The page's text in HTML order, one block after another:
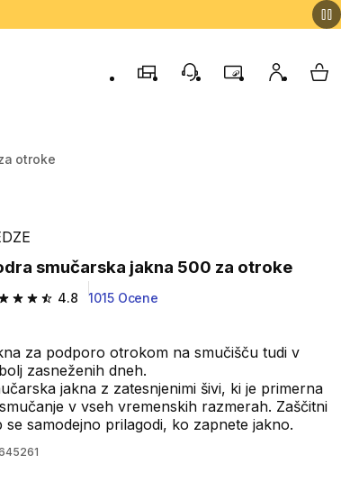
TrgovinePodporo strankam
ProgramMoj račun
otroke
smučarska jakna 500 za otroke
4.8
od 5 zvezdic from 1015 ocene
1015 Ocene
za podporo otrokom na smučišču tudi v
zasneženih dneh.
jakna z zatesnjenimi šivi, ki je primerna
v vseh vremenskih razmerah. Zaščitni
se samodejno prilagodi, ko zapnete jakno.